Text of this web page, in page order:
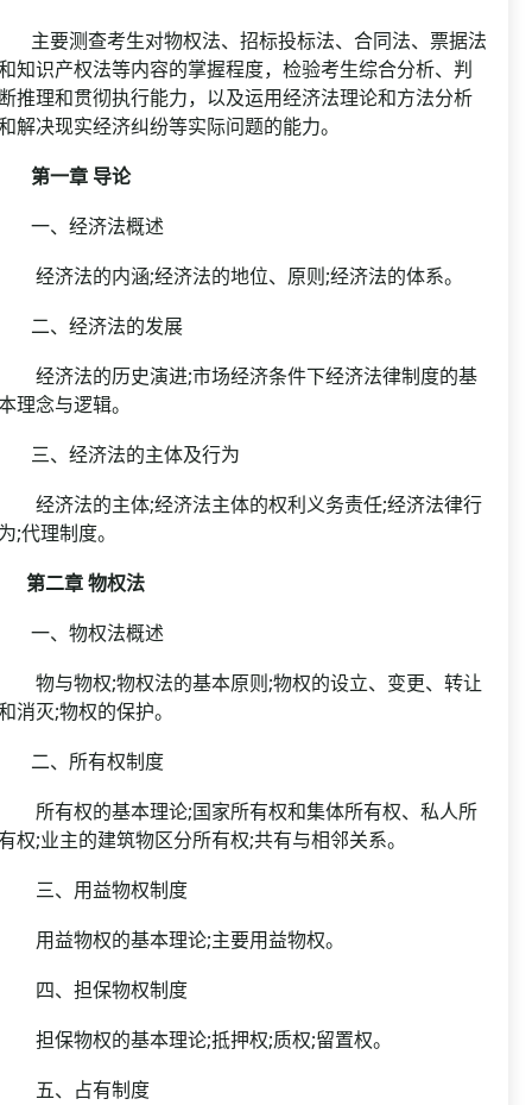
要测查考生对物权法、招标投标法、合同法、票据法
知识产权法等内容的掌握程度，检验考生综合分析、判
推理和贯彻执行能力，以及运用经济法理论和方法分析
解决现实经济纠纷等实际问题的能力。
第一章 导论
、经济法概述
济法的内涵;经济法的地位、原则;经济法的体系。
、经济法的发展
济法的历史演进;市场经济条件下经济法律制度的基
理念与逻辑。
、经济法的主体及行为
济法的主体;经济法主体的权利义务责任;经济法律行
;代理制度。
第二章 物权法
、物权法概述
与物权;物权法的基本原则;物权的设立、变更、转让
消灭;物权的保护。
、所有权制度
有权的基本理论;国家所有权和集体所有权、私人所
权;业主的建筑物区分所有权;共有与相邻关系。
、用益物权制度
益物权的基本理论;主要用益物权。
、担保物权制度
保物权的基本理论;抵押权;质权;留置权。
、占有制度